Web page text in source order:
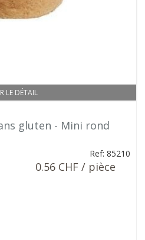
LE DÉTAIL
gluten - Mini rond
Ref: 85210
0.56 CHF / pièce